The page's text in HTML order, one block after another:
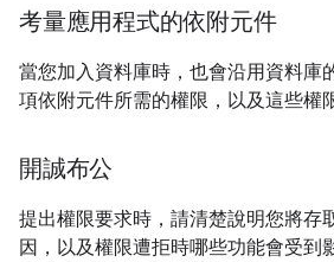
考量應用程式的依附元件
當您加入資料庫時，也會沿用資料庫
項依附元件所需的權限，以及這些權
開誠布公
提出權限要求時，請清楚說明您將存
因，以及權限遭拒時哪些功能會受到